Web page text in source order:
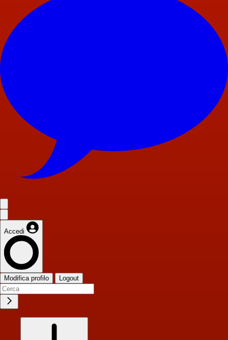
Accedi
Modifica profilo Logout